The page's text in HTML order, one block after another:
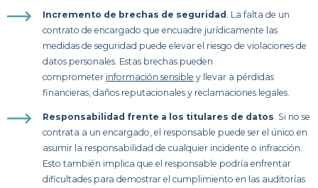
Incremento de brechas de seguridad
. La falta de un
contrato de encargado que encuadre jurídicamente las
medidas de seguridad puede elevar el riesgo de violaciones de
datos personales. Estas brechas pueden
comprometer información sensible y llevar a pérdidas
financieras, daños reputacionales y reclamaciones legales.
Responsabilidad frente a los titulares de datos . Si no se
contrata a un encargado, el responsable puede ser el único en
asumir la responsabilidad de cualquier incidente o infracción.
Esto también implica que el responsable podría enfrentar
dificultades para demostrar el cumplimiento en las auditorías